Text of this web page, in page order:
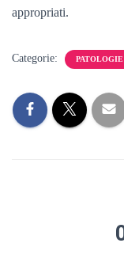
appropriati.
Categorie: PATOLOGIE